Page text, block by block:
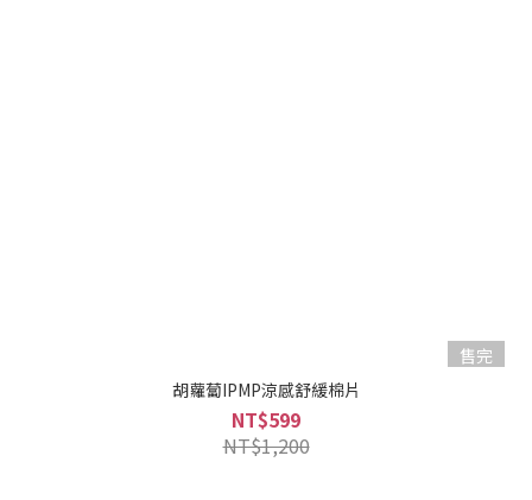
售完
胡蘿蔔IPMP涼感舒緩棉片
NT$599
NT$1,200